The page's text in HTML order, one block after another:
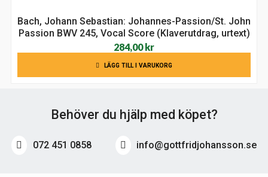
Bach, Johann Sebastian: Johannes-Passion/St. John
Passion BWV 245, Vocal Score (Klaverutdrag, urtext)
284,00 kr
LÄGG TILL I VARUKORG
Behöver du hjälp med köpet?
072 451 0858 info@gottfridjohansson.se